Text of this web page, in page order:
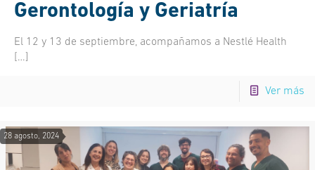
Gerontología y Geriatría
El 12 y 13 de septiembre, acompañamos a Nestlé Health
[…]
Ver más
28 agosto, 2024